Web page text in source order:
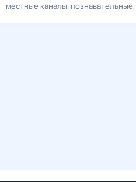
местные каналы познавательные